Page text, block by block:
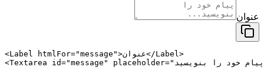
عنوان
<Label htmlFor="message">عنوان</Label>